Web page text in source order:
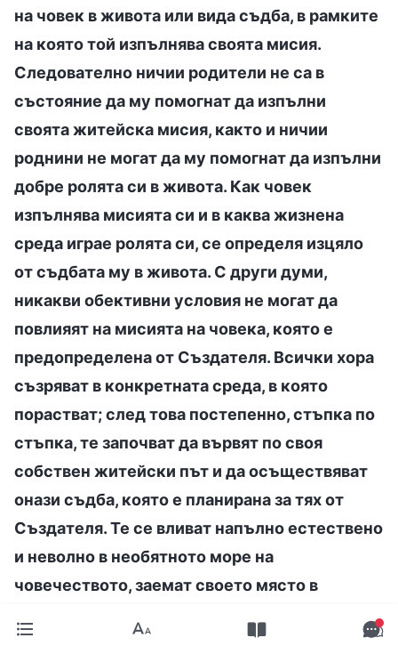
на човек в живота или вида съдба, в рамките
на която той изпълнява своята мисия.
Следователно ничии родители не са в
състояние да му помогнат да изпълни
своята житейска мисия, както и ничии
роднини не могат да му помогнат да изпълни
добре ролята си в живота. Как човек
изпълнява мисията си и в каква жизнена
среда играе ролята си, се определя изцяло
от съдбата му в живота. С други думи,
никакви обективни условия не могат да
повлияят на мисията на човека, която е
предопределена от Създателя. Всички хора
съзряват в конкретната среда, в която
порастват; след това постепенно, стъпка по
стъпка, те започват да вървят по своя
собствен житейски път и да осъществяват
онази съдба, която е планирана за тях от
Създателя. Те се вливат напълно естествено
и неволно в необятното море на
човечеството, заемат своето място в
задълженията си като създадени същества